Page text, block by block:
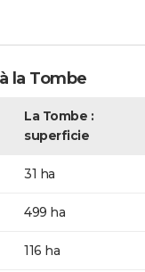
la Tombe
La Tombe :
superficie
31 ha
499 ha
116 ha